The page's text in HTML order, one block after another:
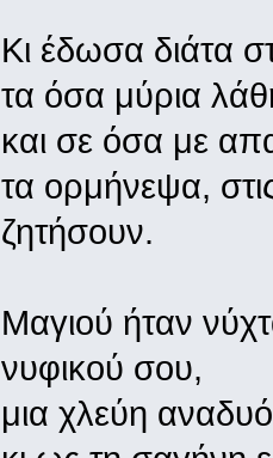
Κι έδωσα διάτα
τα όσα μύρια
και σε όσα με
τα ορμήνεψα,
ζητήσουν.
Μαγιού ήταν
νυφικού σου,
μια χλεύη